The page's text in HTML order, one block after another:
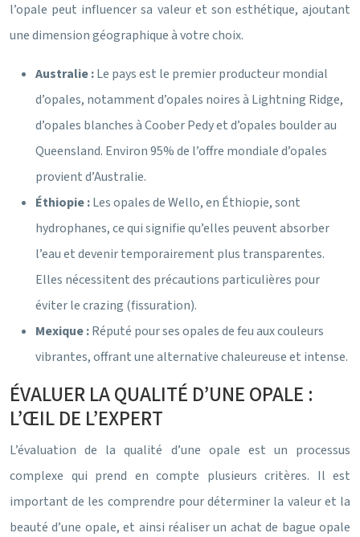
l’opale peut influencer sa valeur et son esthétique, ajoutant
une dimension géographique à votre choix.
Australie :Le pays est le premier producteur mondial
d’opales, notamment d’opales noires à Lightning Ridge,
d’opales blanches à Coober Pedy et d’opales boulder au
Queensland. Environ 95% de l’offre mondiale d’opales
provient d’Australie.
Éthiopie :Les opales de Wello, en Éthiopie, sont
hydrophanes, ce qui signifie qu’elles peuvent absorber
l’eau et devenir temporairement plus transparentes.
Elles nécessitent des précautions particulières pour
éviter le crazing (fissuration).
Mexique :Réputé pour ses opales de feu aux couleurs
vibrantes, offrant une alternative chaleureuse et intense.
ÉVALUER LA QUALITÉ D’UNE OPALE :
L’ŒIL DE L’EXPERT
L’évaluation de la qualité d’une opale est un processus
complexe qui prend en compte plusieurs critères. Il est
important de les comprendre pour déterminer la valeur et la
beauté d’une opale, et ainsi réaliser un achat de bague opale